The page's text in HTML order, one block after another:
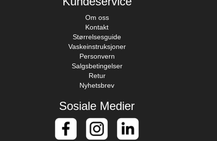
Om oss
Kontakt
Størrelsesguide
Vaskeinstruksjoner
Personvern
Salgsbetingelser
Retur
Nyhetsbrev
Sosiale Medier